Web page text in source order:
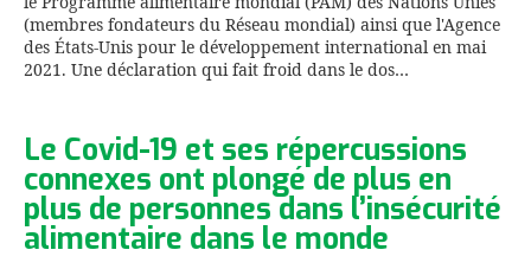
(membres fondateurs du Réseau mondial) ainsi que l'Agence
des États-Unis pour le développement international en mai
2021. Une déclaration qui fait froid dans le dos…
Le Covid-19 et ses répercussions
connexes ont plongé de plus en
plus de personnes dans l’insécurité
alimentaire dans le monde